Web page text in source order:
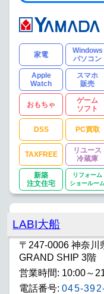
家電
Windows
パソコン
Apple
Watch
スマホ
販売
おもちゃ
ゲーム
ソフト
DSS PC買取
TAXFREE
リユース
冷蔵庫
新築
注文住宅
リフォーム
ショールーム
LABI大船
〒247-0006 神奈川
GRAND SHIP 3階
営業時間: 10:00～
電話番号: 045-